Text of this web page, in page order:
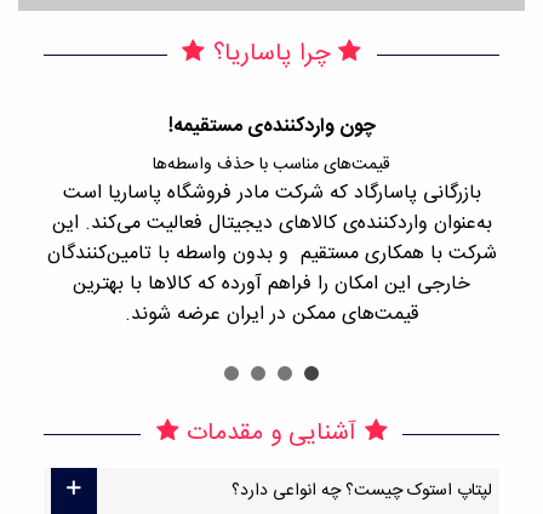
چرا پاساریا؟
چون واردکننده‌ی مستقیمه!
قیمت‌های مناسب با حذف واسطه‌ها
بازرگانی پاسارگاد که شرکت مادر فروشگاه پاساریا است
به‌عنوان واردکننده‌ی کالاهای دیجیتال فعالیت می‌کند. این
شرکت با همکاری مستقیم و بدون واسطه با تامین‌کنندگان
خارجی این امکان را فراهم آورده که کالاها با بهترین
قیمت‌های ممکن در ایران عرضه شوند.
آشنایی و مقدمات
لپتاپ استوک چیست؟ چه انواعی دارد؟